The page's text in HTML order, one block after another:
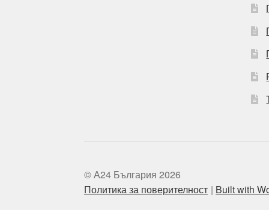
© А24 България 2026
Политика за поверителност
Built with